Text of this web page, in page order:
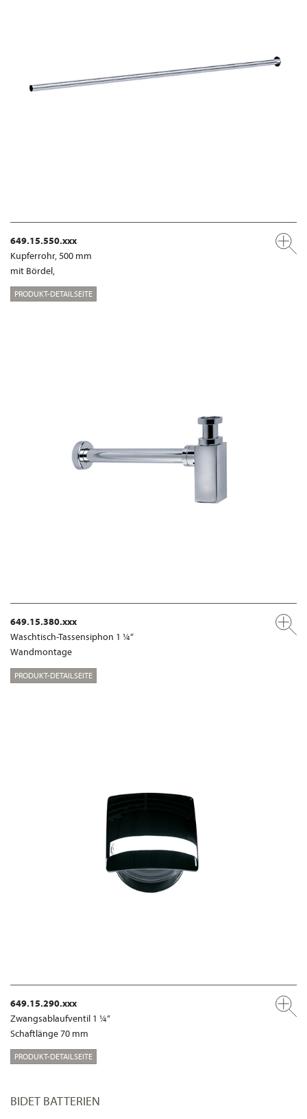
649.15.550.xxx
Kupferrohr, 500 mm
mit Bördel,
PRODUKT-DETAILSEITE
649.15.380.xxx
Waschtisch-Tassensiphon 1 ¼“
Wandmontage
PRODUKT-DETAILSEITE
649.15.290.xxx
Zwangsablaufventil 1 ¼“
Schaftlänge 70 mm
PRODUKT-DETAILSEITE
BIDET BATTERIEN